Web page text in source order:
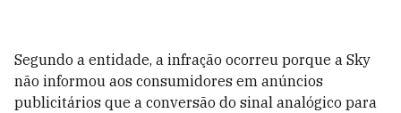
Segundo a entidade, a infração ocorreu porque a Sky
não informou aos consumidores em anúncios
publicitários que a conversão do sinal analógico para